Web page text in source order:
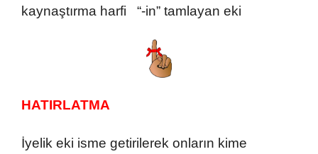
kaynaştırma harfi “-in” tamlayan eki
HATIRLATMA
İyelik eki isme getirilerek onların kime